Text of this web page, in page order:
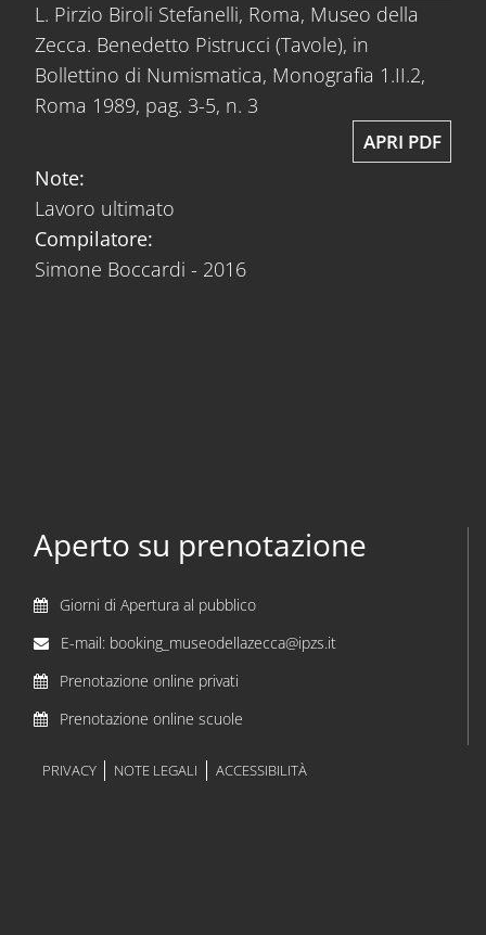
L. Pirzio Biroli Stefanelli, Roma, Museo della
Zecca. Benedetto Pistrucci (Tavole), in
Bollettino di Numismatica, Monografia 1.II.2,
Roma 1989, pag. 3-5, n. 3
APRI PDF
Note:
Lavoro ultimato
Compilatore:
Simone Boccardi - 2016
Aperto su prenotazione
Giorni di Apertura al pubblico
E-mail: booking_museodellazecca@ipzs.it
Prenotazione online privati
Prenotazione online scuole
PRIVACY NOTE LEGALI ACCESSIBILITÀ